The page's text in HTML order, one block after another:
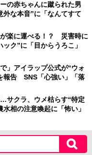
の赤ちゃんに蹴られた男
な本音”に「なんてすて
楽に運べる！？ 災害時に
ク”に「目からうろこ」
」アイラップ公式が“ウォ
報告 SNS「心強い」「落
サクラ、ウメ枯らす“特定
相の注意喚起に「怖い」